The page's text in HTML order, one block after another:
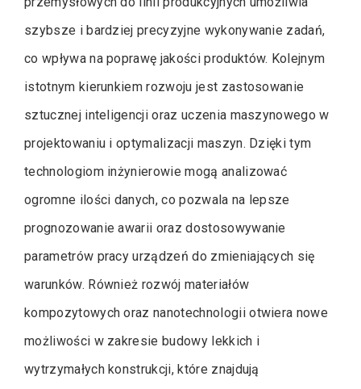
szybsze i bardziej precyzyjne wykonywanie zadań,
co wpływa na poprawę jakości produktów. Kolejnym
istotnym kierunkiem rozwoju jest zastosowanie
sztucznej inteligencji oraz uczenia maszynowego w
projektowaniu i optymalizacji maszyn. Dzięki tym
technologiom inżynierowie mogą analizować
ogromne ilości danych, co pozwala na lepsze
prognozowanie awarii oraz dostosowywanie
parametrów pracy urządzeń do zmieniających się
warunków. Również rozwój materiałów
kompozytowych oraz nanotechnologii otwiera nowe
możliwości w zakresie budowy lekkich i
wytrzymałych konstrukcji, które znajdują